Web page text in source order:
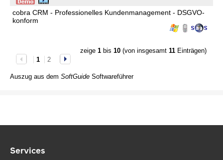
cobra CRM - Professionelles Kundenmanagement - DSGVO-
konform
zeige 1bis 10(von insgesamt 11Einträgen)
1
2
Auszug aus dem SoftGuide Softwareführer
Services